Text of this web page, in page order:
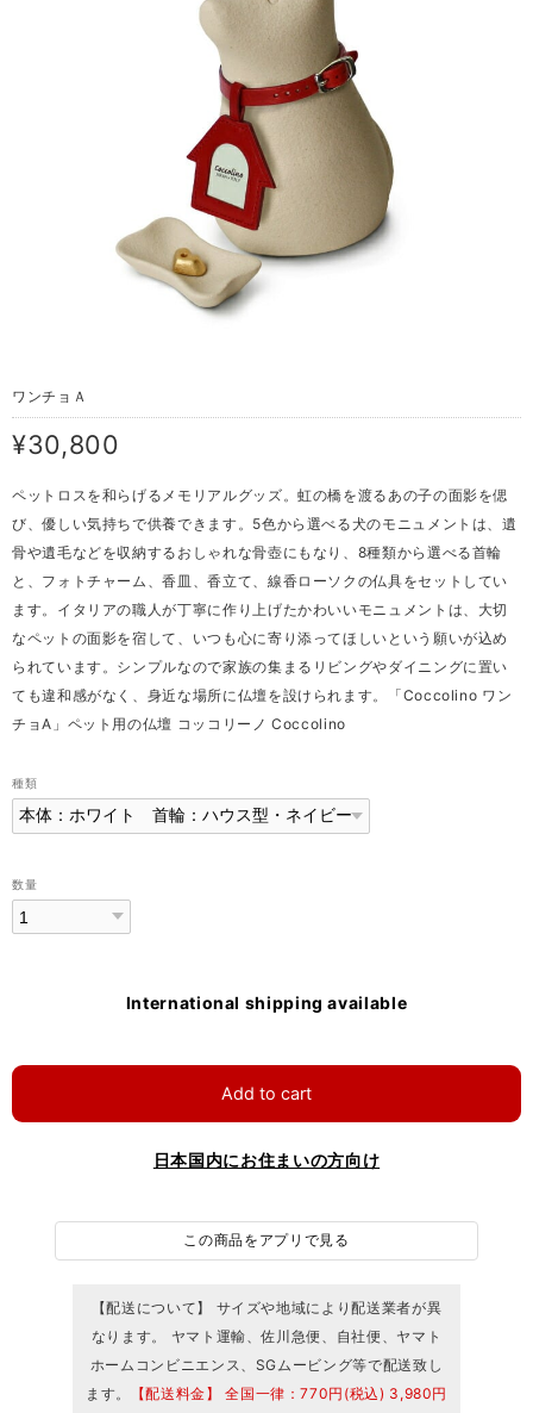
ワンチョＡ
¥30,800
ペットロスを和らげるメモリアルグッズ。虹の橋を渡るあの子の面影を偲
び、優しい気持ちで供養できます。5色から選べる犬のモニュメントは、遺
骨や遺毛などを収納するおしゃれな骨壺にもなり、8種類から選べる首輪
と、フォトチャーム、香皿、香立て、線香ローソクの仏具をセットしてい
ます。イタリアの職人が丁寧に作り上げたかわいいモニュメントは、大切
なペットの面影を宿して、いつも心に寄り添ってほしいという願いが込め
られています。シンプルなので家族の集まるリビングやダイニングに置い
ても違和感がなく、身近な場所に仏壇を設けられます。「Coccolino ワン
チョA」ペット用の仏壇 コッコリーノ Coccolino
種類
数量
International shipping available
Add to cart
日本国内にお住まいの方向け
この商品をアプリで見る
【配送について】 サイズや地域により配送業者が異
なります。 ヤマト運輸、佐川急便、自社便、ヤマト
ホームコンビニエンス、SGムービング等で配送致し
ます。
【配送料金】 全国一律：770円(税込) 3,980円